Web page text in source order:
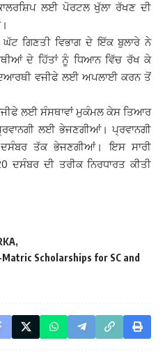
ਲਈ ਪੋਰਟਲ ਖੁੱਲਾ ਰੱਖਣ ਦੀ
ਗਿਣਤੀ ਵਿਭਾਗ ਦੇ ਇੱਕ ਬੁਲਾਰੇ ਨੇ
ਦੇ ਹਿੱਤਾਂ ਨੂੰ ਧਿਆਨ ਵਿੱਚ ਰੱਖ ਕੇ
ਵਜੀਫੇ ਲਈ ਅਪਲਾਈ ਕਰਨ ਤੋਂ
ਲਈ ਸੰਸਥਾਵਾਂ ਮੁਕੰਮਲ ਕੇਸ ਤਿਆਰ
ਲਈ ਭੇਜਣਗੀਆਂ। ਪ੍ਰਵਾਨਗੀ
ਤੱਕ ਭੇਜਣਗੀਆਂ। ਇਸ ਸਾਰੀ
ਦੀ ਤਰੀਕ ਨਿਰਧਾਰਤ ਕੀਤੀ
Scholarships for SC and